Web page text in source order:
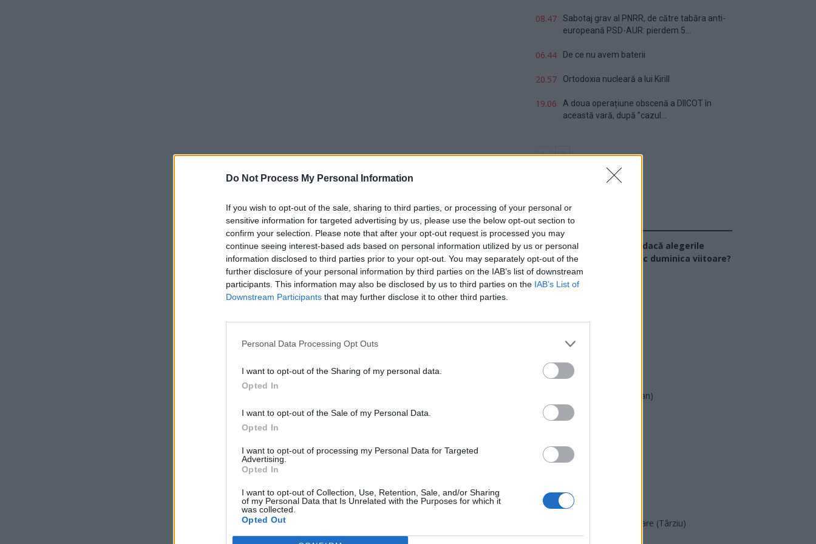
Do Not Process My Personal Information
If you wish to opt-out of the sale, sharing to third parties, or processing of your personal or
sensitive information for targeted advertising by us, please use the below opt-out section to
confirm your selection. Please note that after your opt-out request is processed you may
continue seeing interest-based ads based on personal information utilized by us or personal
information disclosed to third parties prior to your opt-out. You may separately opt-out of the
further disclosure of your personal information by third parties on the IAB’s list of downstream
participants. This information may also be disclosed by us to third parties on the IAB’s List of
Downstream Participants that may further disclose it to other third parties.
Personal Data Processing Opt Outs
I want to opt-out of the Sharing of my personal data.
Opted In
I want to opt-out of the Sale of my Personal Data.
Opted In
I want to opt-out of processing my Personal Data for Targeted
Advertising.
Opted In
I want to opt-out of Collection, Use, Retention, Sale, and/or Sharing
of my Personal Data that Is Unrelated with the Purposes for which it
was collected.
Opted Out
08.47
Sabotaj grav al PNRR, de către tabăra anti-
europeană PSD-AUR: pierdem 5...
06.44 De ce nu avem baterii
20.57 Ortodoxia nucleară a lui Kirill
19.06
A doua operațiune obscenă a DIICOT în
această vară, după ”cazul...
Sondaj
Ce partid ați vota dacă alegerile
parlamentare ar avea loc duminica viitoare?
USR
PSD
AUR
PMP (Tomac)
Forța Dreptei (L. Orban)
PNȚMM
SENS
PACE (Peia)
Acțiunea Conservatoare (Târziu)